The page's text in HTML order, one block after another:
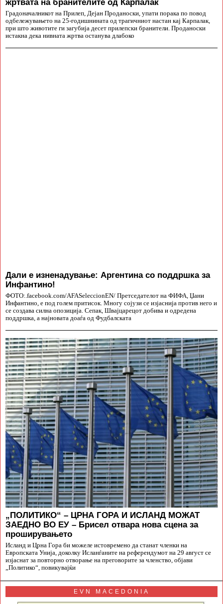
жртвата на бранителите од Карпалак
Градоначалникот на Прилеп, Дејан Проданоски, упати порака по повод
одбележувањето на 25-годишнината од трагичниот настан кај Карпалак,
при што животите ги загубија десет прилепски бранители. Проданоски
истакна дека нивната жртва останува длабоко
Дали е изненадување: Аргентина со поддршка за
Инфантино!
ФОТО:.facebook.com/AFASeleccionEN/ Претседателот на ФИФА, Џани
Инфантино, е под голем притисок. Многу сојузи се изјаснија против него и
се создава силна опозиција. Сепак, Швајцарецот добива и одредена
поддршка, а најновата доаѓа од Фудбалската
„ПОЛИТИКО“ – ЦРНА ГОРА И ИСЛАНД МОЖАТ
ЗАЕДНО ВО ЕУ – Брисел отвара нова сцена за
проширувањето
Исланд и Црна Гора би можеле истовремено да станат членки на
Европската Унија, доколку Исланѓаните на референдумот на 29 август се
изјаснат за повторно отворање на преговорите за членство, објави
„Политико“, повикувајќи
EVN MACEDONIA